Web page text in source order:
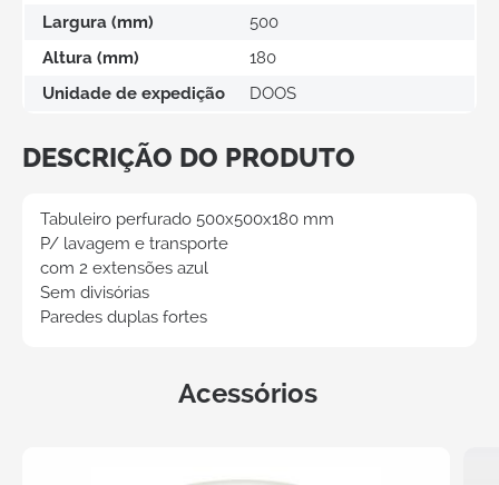
Largura (mm)
500
Altura (mm)
180
Unidade de expedição
DOOS
DESCRIÇÃO DO PRODUTO
Tabuleiro perfurado 500x500x180 mm
P/ lavagem e transporte
com 2 extensões azul
Sem divisórias
Paredes duplas fortes
Acessórios